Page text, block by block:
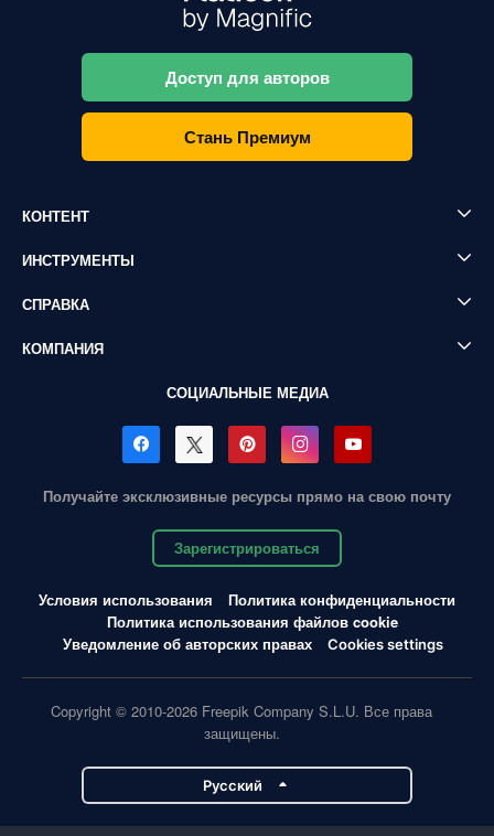
Доступ для авторов
Стань Премиум
КОНТЕНТ
ИНСТРУМЕНТЫ
СПРАВКА
КОМПАНИЯ
СОЦИАЛЬНЫЕ МЕДИА
Получайте эксклюзивные ресурсы прямо на свою почту
Зарегистрироваться
Условия использования
Политика конфиденциальности
Политика использования файлов cookie
Уведомление об авторских правах
Cookies settings
Copyright © 2010-2026 Freepik Company S.L.U. Все права
защищены.
Pусский